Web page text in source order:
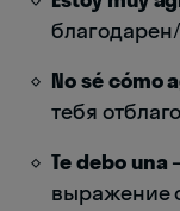
No sé cómo
тебя
Te debo una
выражение